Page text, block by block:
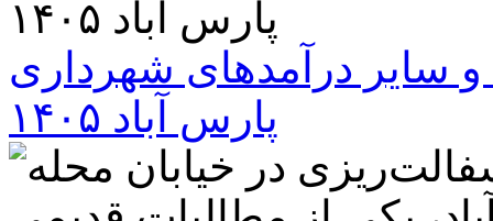
سایر درآمدهای شهرداری
پارس آباد ۱۴۰۵